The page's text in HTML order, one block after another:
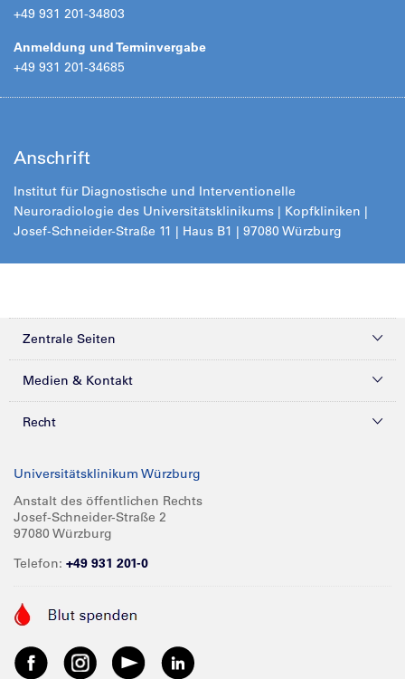
+49 931 201-34803
Anmeldung und Terminvergabe
+49 931 201-34685
Anschrift
Institut für Diagnostische und Interventionelle
Neuroradiologie des Universitätsklinikums | Kopfkliniken |
Josef-Schneider-Straße 11 | Haus B1 | 97080 Würzburg
Zentrale Seiten
Kliniken & Zentren
Forschung
Karriere
Medien & Kontakt
Presse
Glossar
Spenden
Anreise
Recht
Compliance
Impressum
Barrierefreiheit
Universitätsklinikum Würzburg
Anstalt des öffentlichen Rechts
Josef-Schneider-Straße 2
97080 Würzburg
Telefon: +49 931 201-0